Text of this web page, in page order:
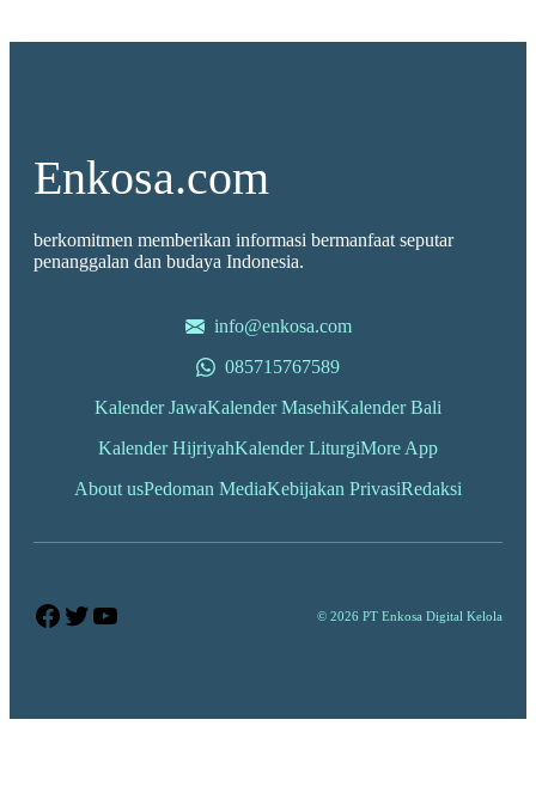
Enkosa.com
berkomitmen memberikan informasi bermanfaat seputar
penanggalan dan budaya Indonesia.
info@enkosa.com
085715767589
Kalender JawaKalender MasehiKalender Bali
Kalender HijriyahKalender LiturgiMore App
About usPedoman MediaKebijakan PrivasiRedaksi
Facebook
Twitter
YouTube © 2026 PT Enkosa Digital Kelola